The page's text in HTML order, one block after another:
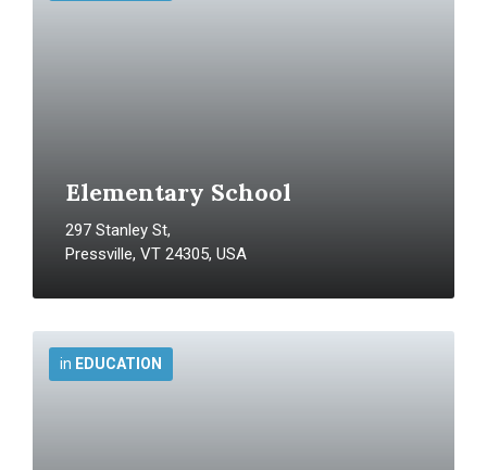
Elementary School
297 Stanley St,
Pressville, VT 24305, USA
in EDUCATION
More
Info